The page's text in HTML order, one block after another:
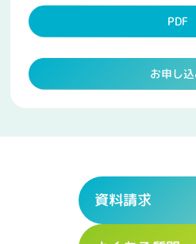
PDF
お申し
資料請求